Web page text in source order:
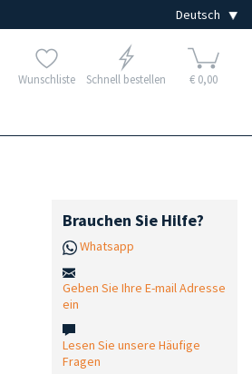
Wunschliste Schnell bestellen € 0,00
Brauchen Sie Hilfe?
Whatsapp
Geben Sie Ihre E-mail Adresse
ein
Lesen Sie unsere Häufige
Fragen